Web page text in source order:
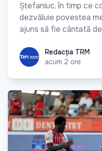
Ștefaniuc, în timp ce
dezvăluie povestea
ajuns să fie cântată
Redacția TRM
Redacția TRM
acum 2 ore